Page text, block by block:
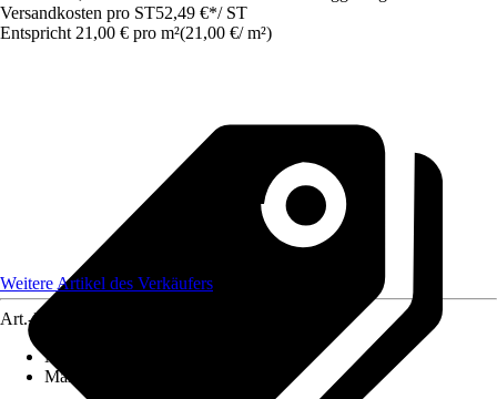
Versandkosten pro ST52,49 €*/ ST
Entspricht 21,00 € pro m²(21,00 €/ m²)
Weitere Artikel des Verkäufers
Art.-Nr.
Material
Maße (BxL)